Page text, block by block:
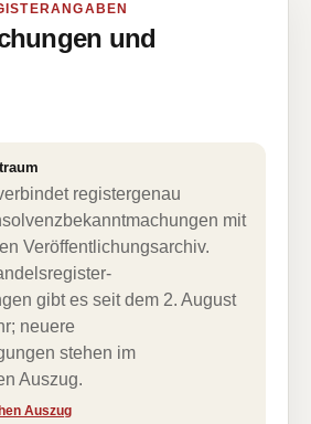
und
registergenau
mit
Veröffentlichungsarchiv.
gibt es seit dem 2. August
neuere
stehen im
Auszug.
Auszug